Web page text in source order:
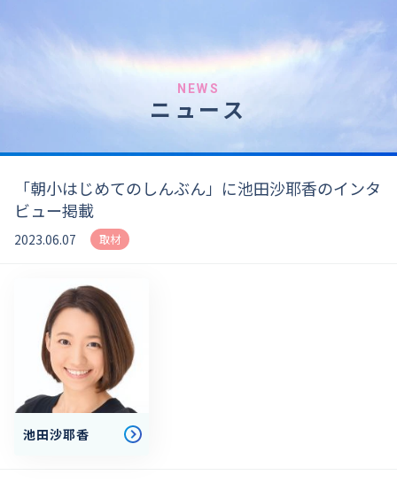
NEWS
ニュース
「朝小はじめてのしんぶん」に池田沙耶香のインタ
ビュー掲載
2023.06.07 取材
池田沙耶香